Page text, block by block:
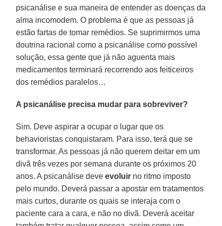
psicanálise e sua maneira de entender as doenças da
alma incomodem. O problema é que as pessoas já
estão fartas de tomar remédios. Se suprimirmos uma
doutrina racional como a psicanálise como possível
solução, essa gente que já não aguenta mais
medicamentos terminará recorrendo aos feiticeiros
dos remédios paralelos…
A psicanálise precisa mudar para sobreviver?
Sim. Deve aspirar a ocupar o lugar que os
behavioristas conquistaram. Para isso, terá que se
transformar. As pessoas já não querem deitar em um
divã três vezes por semana durante os próximos 20
anos. A psicanálise deve evoluir no ritmo imposto
pelo mundo. Deverá passar a apostar em tratamentos
mais curtos, durante os quais se interaja com o
paciente cara a cara, e não no divã. Deverá aceitar